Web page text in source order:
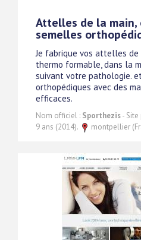
Attelles de la main,
semelles
Je fabrique vos attelles
thermo formable, dans la
suivant votre pathologie.
orthopédiques avec des
efficaces.
Nom officiel : Sporthezis- Site
9 ans (2014).
montpellier